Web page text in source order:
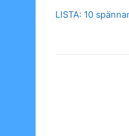
LISTA: 10